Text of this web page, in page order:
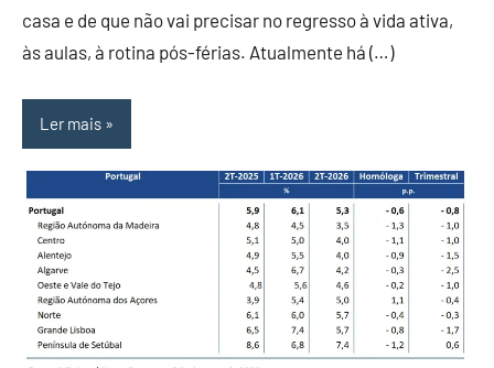
casa e de que não vai precisar no regresso à vida ativa,
às aulas, à rotina pós-férias. Atualmente há (…)
Ler mais